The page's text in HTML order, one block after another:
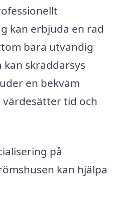
kan erbjuda en rad
bara utvändig
skräddarsys
en bekväm
tid och
på
kan hjälpa